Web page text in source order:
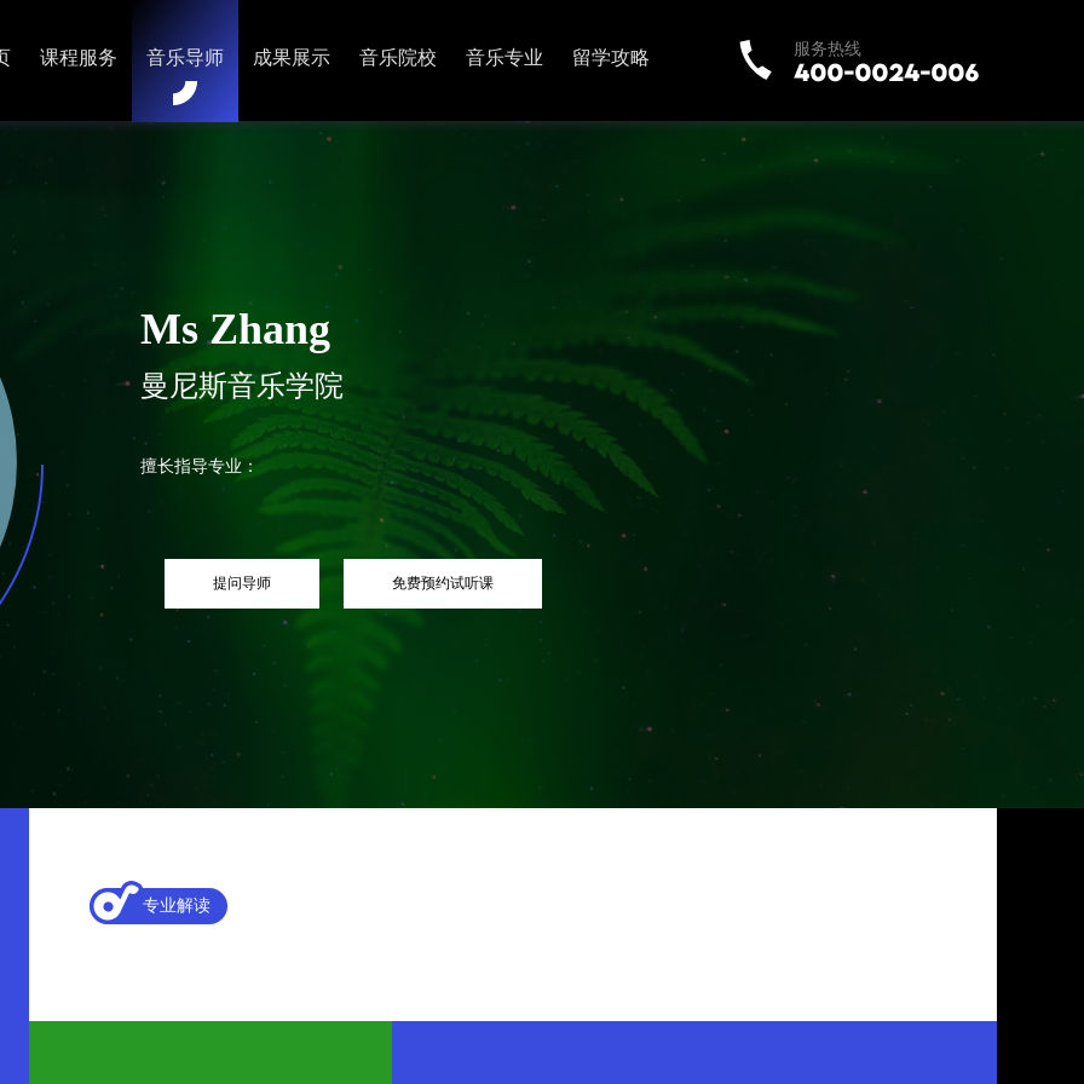
课程服务 音乐导师 成果展示 音乐院校 音乐专业 留学攻略 服务热线
Ms Zhang
曼尼斯音乐学院
擅长指导专业：
提问导师 免费预约试听课
专业解读